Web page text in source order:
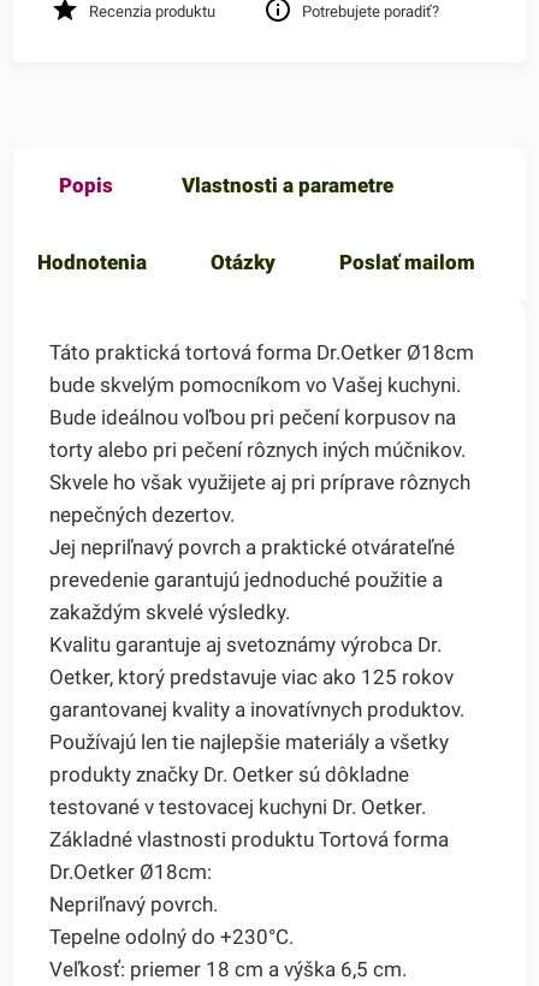
Recenzia produktu Potrebujete poradiť?
Popis Vlastnosti a parametre
Hodnotenia Otázky Poslať mailom
Táto praktická tortová forma Dr.Oetker Ø18cm
bude skvelým pomocníkom vo Vašej kuchyni.
Bude ideálnou voľbou pri pečení korpusov na
torty alebo pri pečení rôznych iných múčnikov.
Skvele ho však využijete aj pri príprave rôznych
nepečných dezertov.
Jej nepriľnavý povrch a praktické otvárateľné
prevedenie garantujú jednoduché použitie a
zakaždým skvelé výsledky.
Kvalitu garantuje aj svetoznámy výrobca Dr.
Oetker, ktorý predstavuje viac ako 125 rokov
garantovanej kvality a inovatívnych produktov.
Používajú len tie najlepšie materiály a všetky
produkty značky Dr. Oetker sú dôkladne
testované v testovacej kuchyni Dr. Oetker.
Základné vlastnosti produktu Tortová forma
Dr.Oetker Ø18cm:
Nepriľnavý povrch.
Tepelne odolný do +230°C.
Veľkosť: priemer 18 cm a výška 6,5 cm.